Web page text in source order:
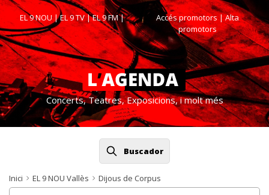
EL 9 NOU|EL 9 TV|EL 9 FM| Accés promotors| Alta
promotors
Concerts, Teatres, Exposicions, i molt més
Buscador
Inici EL 9 NOU Vallès Dijous de Corpus